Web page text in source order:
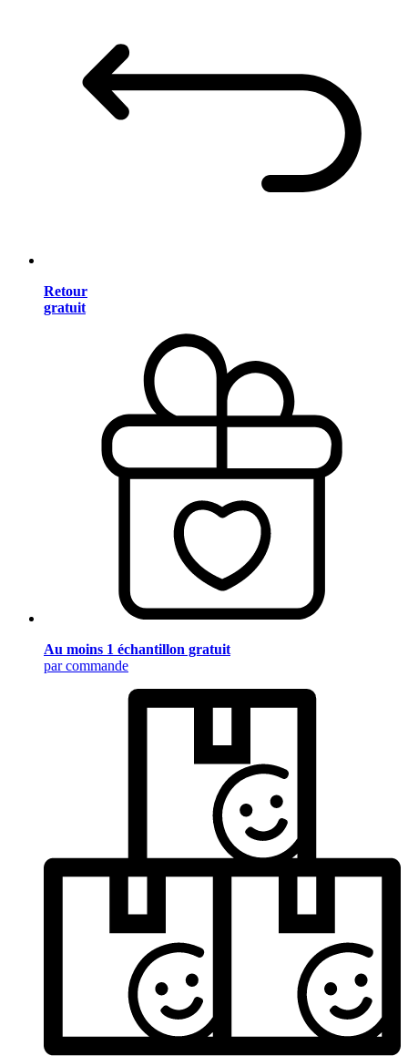
Retour
gratuit
Au moins 1 échantillon gratuit
par commande